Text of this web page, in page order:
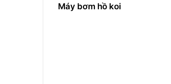
Máy bơm hồ koi